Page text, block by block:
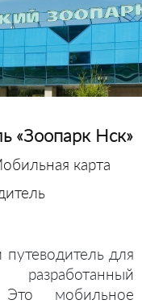
«Зоопарк Нск»
карта
для
разработанный
мобильное